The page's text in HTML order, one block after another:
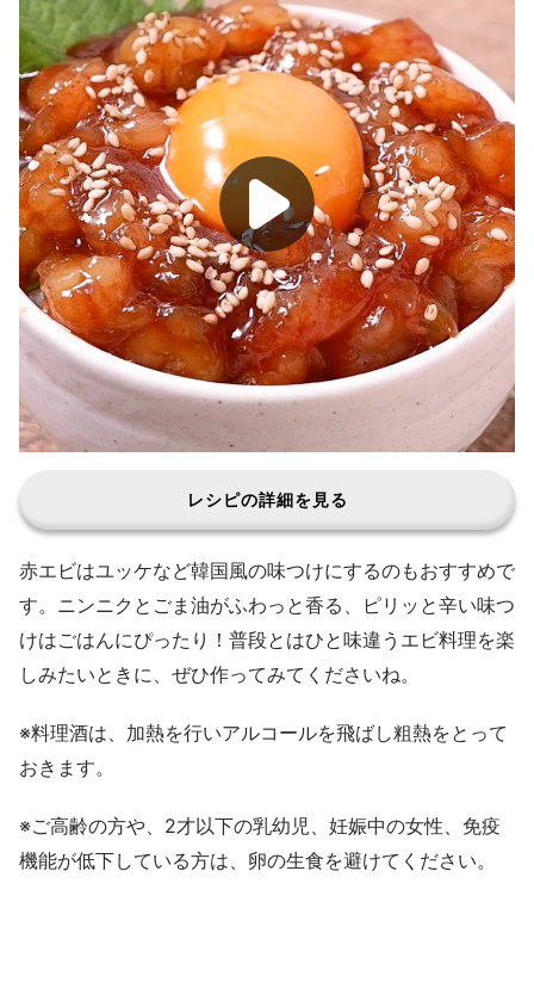
レシピの詳細を見る
赤エビはユッケなど韓国風の味つけにするのもおすすめで
す。ニンニクとごま油がふわっと香る、ピリッと辛い味つ
けはごはんにぴったり！普段とはひと味違うエビ料理を楽
しみたいときに、ぜひ作ってみてくださいね。
※料理酒は、加熱を行いアルコールを飛ばし粗熱をとって
おきます。
※ご高齢の方や、2才以下の乳幼児、妊娠中の女性、免疫
機能が低下している方は、卵の生食を避けてください。